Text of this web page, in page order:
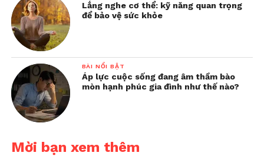
Lắng nghe cơ thể: kỹ năng quan trọng
để bảo vệ sức khỏe
BÀI NỔI BẬT
Áp lực cuộc sống đang âm thầm bào
mòn hạnh phúc gia đình như thế nào?
Mời bạn xem thêm